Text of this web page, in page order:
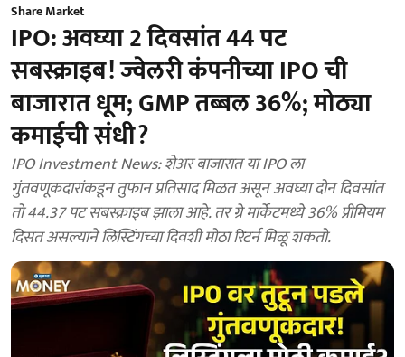
Share Market
IPO: अवघ्या 2 दिवसांत 44 पट
सबस्क्राइब! ज्वेलरी कंपनीच्या IPO ची
बाजारात धूम; GMP तब्बल 36%; मोठ्या
कमाईची संधी?
IPO Investment News: शेअर बाजारात या IPO ला
गुंतवणूकदारांकडून तुफान प्रतिसाद मिळत असून अवघ्या दोन दिवसांत
तो 44.37 पट सबस्क्राइब झाला आहे. तर ग्रे मार्केटमध्ये 36% प्रीमियम
दिसत असल्याने लिस्टिंगच्या दिवशी मोठा रिटर्न मिळू शकतो.